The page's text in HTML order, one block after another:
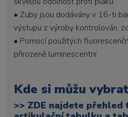
• Zuby jsou dodávány v 16-ti
výstupu z výroby kontrolován,
• Pomocí použitých
přirozeně luminescentní.
Kde si můžu
>> ZDE najdete přehled